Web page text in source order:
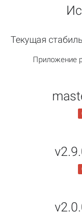
Текущая
Приложение